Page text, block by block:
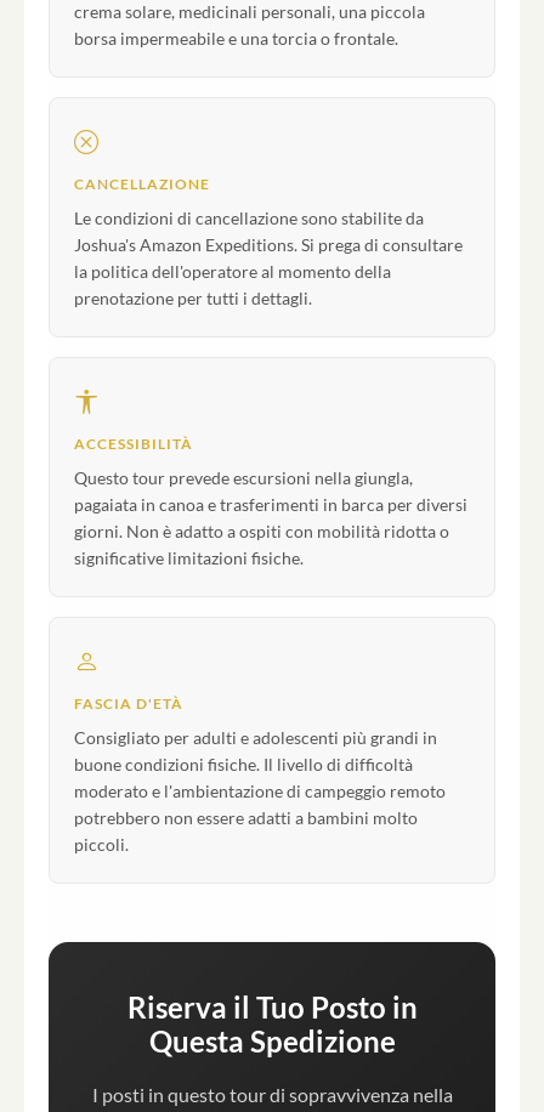
crema solare, medicinali personali, una piccola
borsa impermeabile e una torcia o frontale.
CANCELLAZIONE
Le condizioni di cancellazione sono stabilite da
Joshua's Amazon Expeditions. Si prega di consultare
la politica dell'operatore al momento della
prenotazione per tutti i dettagli.
ACCESSIBILITÀ
Questo tour prevede escursioni nella giungla,
pagaiata in canoa e trasferimenti in barca per diversi
giorni. Non è adatto a ospiti con mobilità ridotta o
significative limitazioni fisiche.
FASCIA D'ETÀ
Consigliato per adulti e adolescenti più grandi in
buone condizioni fisiche. Il livello di difficoltà
moderato e l'ambientazione di campeggio remoto
potrebbero non essere adatti a bambini molto
piccoli.
Riserva il Tuo Posto in
Questa Spedizione
I posti in questo tour di sopravvivenza nella